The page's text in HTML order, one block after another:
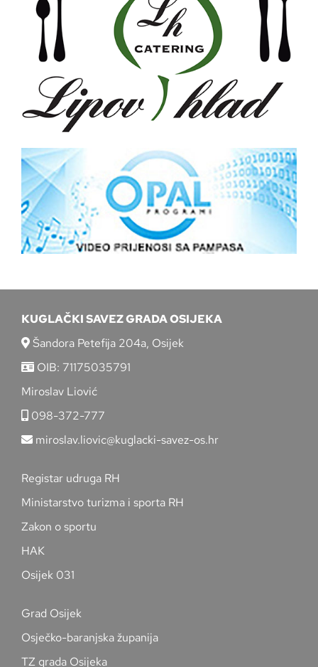
KUGLAČKI SAVEZ GRADA OSIJEKA
Šandora Petefija 204a, Osijek
OIB: 71175035791
Miroslav Liović
098-372-777
miroslav.liovic@kuglacki-savez-os.hr
Registar udruga RH
Ministarstvo turizma i sporta RH
Zakon o sportu
HAK
Osijek 031
Grad Osijek
Osječko-baranjska županija
TZ grada Osijeka